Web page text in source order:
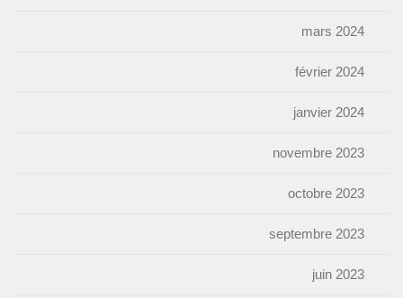
mars 2024
février 2024
janvier 2024
novembre 2023
octobre 2023
septembre 2023
juin 2023